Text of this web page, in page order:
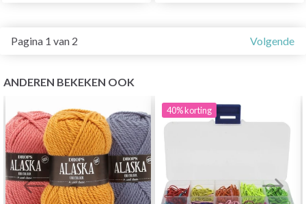
Pagina 1 van 2 Volgende
ANDEREN BEKEKEN OOK
40%korting